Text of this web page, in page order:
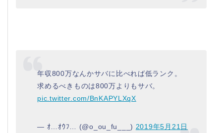
年収800万なんかサバに比べれば低ランク。
求めるべきものは800万よりもサバ。
pic.twitter.com/BnKAPYLXqX
— ｵ…ｵｳﾌ… (@o_ou_fu___) 2019年5月21日